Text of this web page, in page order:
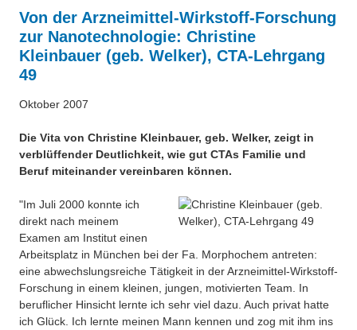
Von der Arzneimittel-Wirkstoff-Forschung
zur Nanotechnologie: Christine
Kleinbauer (geb. Welker), CTA-Lehrgang
49
Oktober 2007
Die Vita von Christine Kleinbauer, geb. Welker, zeigt in
verblüffender Deutlichkeit, wie gut CTAs Familie und
Beruf miteinander vereinbaren können.
"Im Juli 2000 konnte ich
direkt nach meinem
Examen am Institut einen
Arbeitsplatz in München bei der Fa. Morphochem antreten:
eine abwechslungsreiche Tätigkeit in der Arzneimittel-Wirkstoff-
Forschung in einem kleinen, jungen, motivierten Team. In
beruflicher Hinsicht lernte ich sehr viel dazu. Auch privat hatte
ich Glück. Ich lernte meinen Mann kennen und zog mit ihm ins